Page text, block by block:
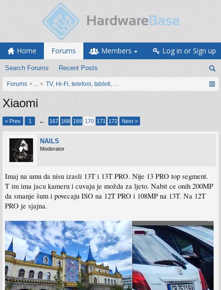
Home Forums
Search Forums Recent Posts
Members Log in or Sign up
Forums ... TV, Hi-Fi, telefoni, tableti, satovi, IoT oprema
Xiaomi
< Prev 1 ← 167 168 169 170 171 172 Next >
NAILS
Moderator
Imaj na umu da nisu izasli 13T i 13T PRO. Nije 13 PRO top segment.
T im ima jacu kameru i cuvaju je možda za ljeto. Nabit ce onih 200MP
da smanje šum i povecaju ISO na 12T PRO i 108MP na 13T. Na 12T
PRO je sjajna.